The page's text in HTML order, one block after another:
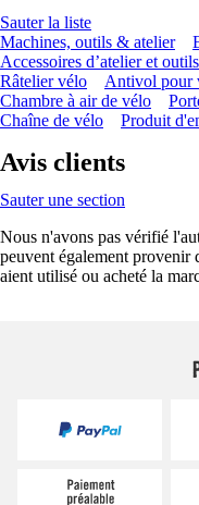
Sauter la liste
Machines, outils & atelier
Accessoires d’atelier et
Râtelier vélo
Antivol pour
Chambre à air de vélo
Chaîne de vélo
Produit
Avis clients
Sauter une section
Nous n'avons pas vérifié
peuvent également provenir
aient utilisé ou acheté la